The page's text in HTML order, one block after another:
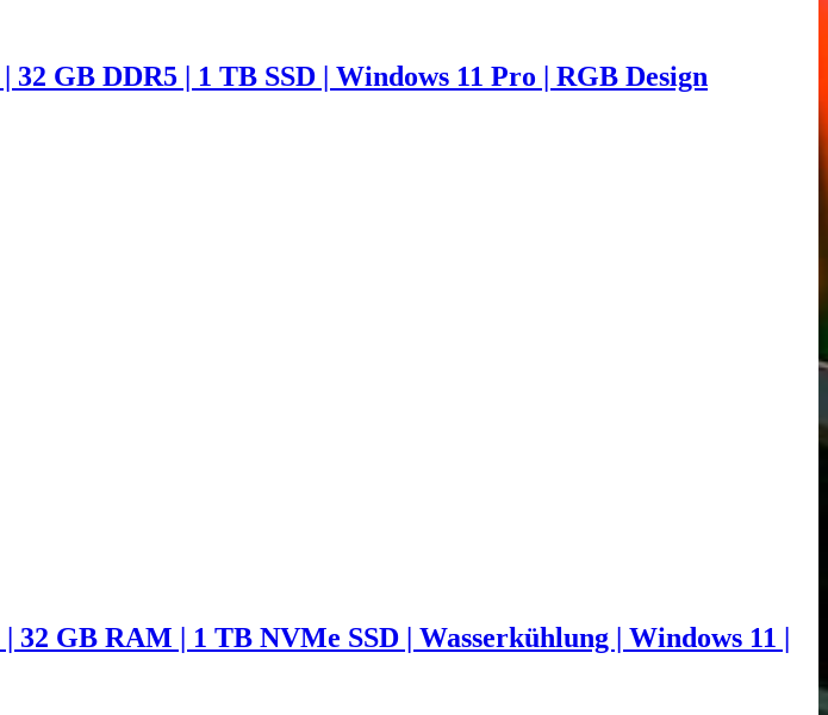
GB DDR5 | 1 TB SSD | Windows 11 Pro | RGB Design
GB RAM | 1 TB NVMe SSD | Wasserkühlung | Windows 11 |